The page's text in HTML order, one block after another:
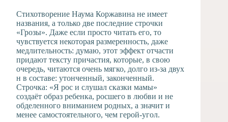
Стихотворение Наума Коржавина не имеет
названия, а только две последние строчки
«Грозы». Даже если просто читать его, то
чувствуется некоторая размеренность, даже
медлительность: думаю, этот эффект отчасти
придают тексту причастия, которые, в свою
очередь, читаются очень мягко, долго из-за двух
н в составе: утонченный, законченный.
Строчка: «Я рос и слушал сказки мамы»
создаёт образ ребенка, росшего в любви и не
обделенного вниманием родных, а значит и
менее самостоятельного, чем герой-угол.